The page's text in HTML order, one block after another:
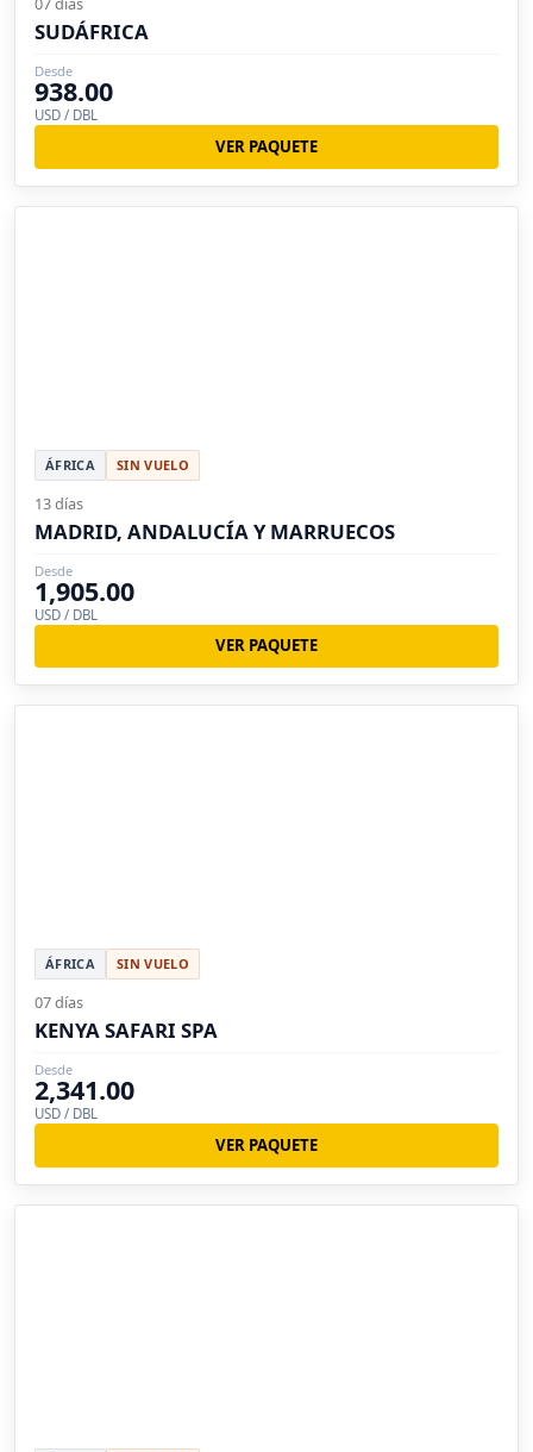
SUDÁFRICA
Desde
938.00
USD / DBL
VER PAQUETE
ÁFRICA SIN VUELO
13 días
MADRID, ANDALUCÍA Y MARRUECOS
Desde
1,905.00
USD / DBL
VER PAQUETE
ÁFRICA SIN VUELO
07 días
KENYA SAFARI SPA
Desde
2,341.00
USD / DBL
VER PAQUETE